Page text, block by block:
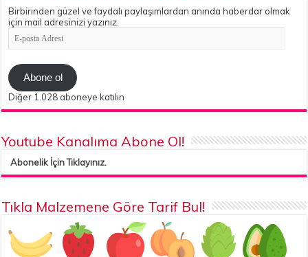
Birbirinden güzel ve faydalı paylaşımlardan anında haberdar olmak
için mail adresinizi yazınız.
E-
posta
Abone ol
Diğer 1.028 aboneye katılın
Youtube Kanalıma Abone Ol!
Abonelik İçin Tıklayınız.
Tıkla Malzemene Göre Tarif Bul!